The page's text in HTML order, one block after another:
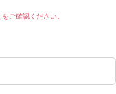
をご確認ください。